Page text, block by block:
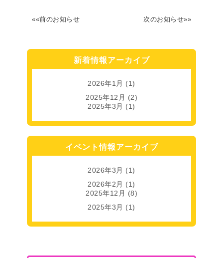
««前のお知らせ 次のお知らせ»»
新着情報アーカイブ
2026年1月 (1)
2025年12月 (2)
2025年3月 (1)
イベント情報アーカイブ
2026年3月 (1)
2026年2月 (1)
2025年12月 (8)
2025年3月 (1)